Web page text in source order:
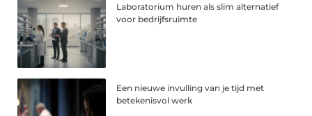
Laboratorium huren als slim alternatief
voor bedrijfsruimte
Een nieuwe invulling van je tijd met
betekenisvol werk